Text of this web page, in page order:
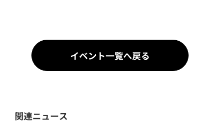
イベント一覧へ戻る
関連ニュース